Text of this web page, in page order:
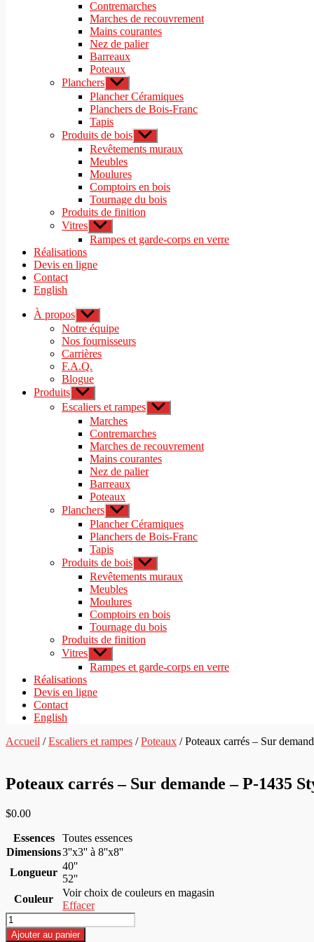
menu
Contremarches
Marches de recouvrement
Mains courantes
Nez de palier
Barreaux
Poteaux
Planchers Afficher
le
sous-
menu
Plancher Céramiques
Planchers de Bois-Franc
Tapis
Produits de bois Afficher
le
sous-
Revêtements muraux
Meubles
Moulures
Comptoirs en bois
Tournage du bois
Produits de finition
Vitres Afficher
le
sous-
Rampes et garde-corps en verre
Réalisations
Devis en ligne
Contact
English
À propos Afficher
le
sous-
menu
Notre équipe
Nos fournisseurs
Carrières
F.A.Q.
Blogue
Produits Afficher
le
sous-
menu
Escaliers et rampes Afficher
le
menu
Marches
Contremarches
Marches de recouvrement
Mains courantes
Nez de palier
Barreaux
Poteaux
Planchers Afficher
le
sous-
menu
Plancher Céramiques
Planchers de Bois-Franc
Tapis
Produits de bois Afficher
le
sous-
Revêtements muraux
Meubles
Moulures
Comptoirs en bois
Tournage du bois
Produits de finition
Vitres Afficher
le
sous-
Rampes et garde-corps en verre
Réalisations
Devis en ligne
Contact
English
Accueil /Escaliers et rampes /Poteaux / Poteaux carrés – Sur
Poteaux carrés – Sur demande – P-1435
$0.00
Essences
Toutes essences
Dimensions3''x3'' à 8''x8''
Longueur
40''
52''
Couleur
Voir choix de couleurs en magasin
Effacer
quantité
deAjouter au panier